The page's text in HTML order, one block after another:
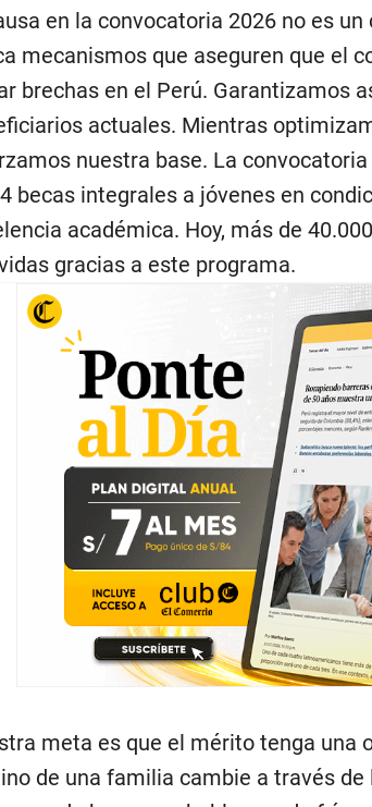
en la convocatoria 2026 no es
mecanismos que aseguren que el
brechas en el Perú. Garantizamos
actuales. Mientras
nuestra base. La
becas integrales a jóvenes en
académica. Hoy, más de
gracias a este programa.
meta es que el mérito tenga una
de una familia cambie a través de